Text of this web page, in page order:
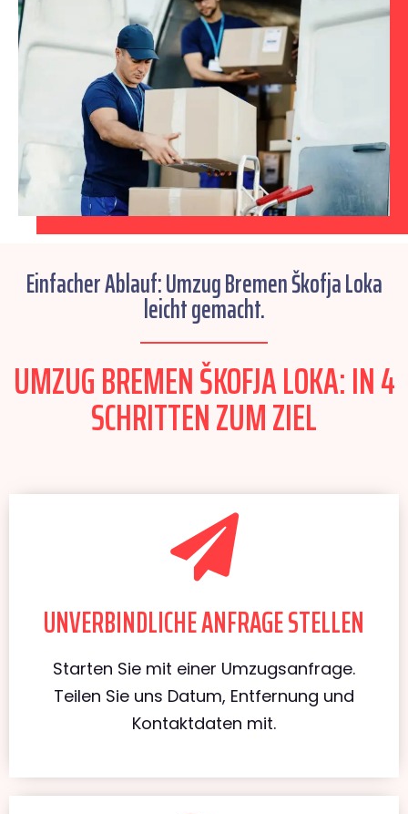
Einfacher Ablauf: Umzug Bremen Škofja Loka
leicht gemacht.
UMZUG BREMEN ŠKOFJA LOKA: IN 4
SCHRITTEN ZUM ZIEL
UNVERBINDLICHE ANFRAGE STELLEN
Starten Sie mit einer Umzugsanfrage.
Teilen Sie uns Datum, Entfernung und
Kontaktdaten mit.